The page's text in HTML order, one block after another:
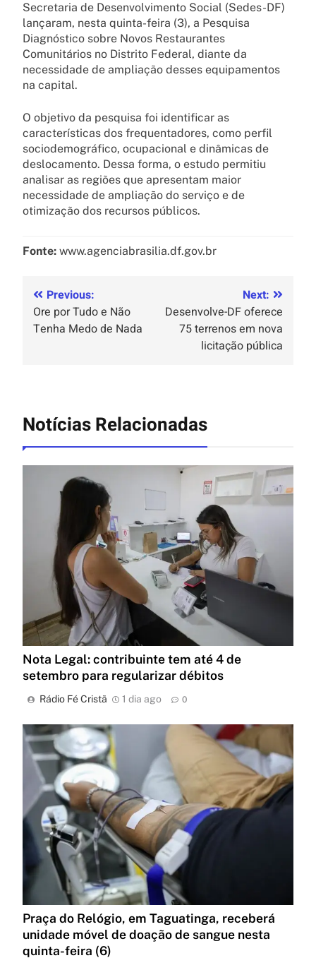
Secretaria de Desenvolvimento Social (Sedes-DF)
lançaram, nesta quinta-feira (3), a Pesquisa
Diagnóstico sobre Novos Restaurantes
Comunitários no Distrito Federal, diante da
necessidade de ampliação desses equipamentos
na capital.
O objetivo da pesquisa foi identificar as
características dos frequentadores, como perfil
sociodemográfico, ocupacional e dinâmicas de
deslocamento. Dessa forma, o estudo permitiu
analisar as regiões que apresentam maior
necessidade de ampliação do serviço e de
otimização dos recursos públicos.
Fonte: www.agenciabrasilia.df.gov.br
Previous:
Ore por Tudo e Não
Tenha Medo de Nada
Next:
Desenvolve-DF oferece
75 terrenos em nova
licitação pública
Notícias Relacionadas
Nota Legal: contribuinte tem até 4 de
setembro para regularizar débitos
Rádio Fé Cristã 1 dia ago 0
Praça do Relógio, em Taguatinga, receberá
unidade móvel de doação de sangue nesta
quinta-feira (6)